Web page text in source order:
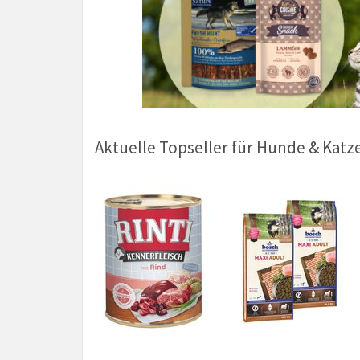
Aktuelle Topseller für Hunde &